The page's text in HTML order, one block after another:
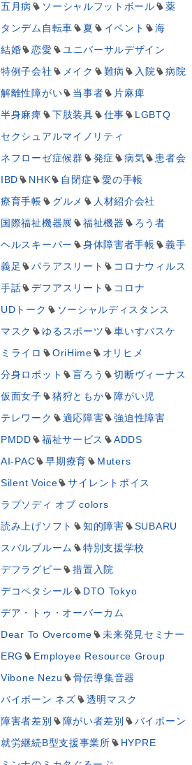
五月病
ソーシャルフットボール
薬
タンデム自転車
夏 イベント
海
結婚
恋愛
ユニバーサルデザイン
特例子会社
メイク 難病 入院
病院
解離性障がい
当事者
片麻痺
半身麻痺
下肢装具 仕事
LGBTQ
セクシュアルマイノリティ
ネフローゼ症候群
発症 病気
患者会
IBD
NHK 自閉症
愛の手帳
療育手帳
グルメ
人材紹介会社
国際福祉機器展
福祉機器
ろう者
ヘルスキーパー
身体障害者手帳
義手
義足
パラアスリート
コロナウィルス
手話
デフアスリート
コロナ
UDトーク
ソーシャルディスタンス
マスク
ゆるスポーツ
車いすバスケ
ミライロ
OriHime
オリヒメ
分身ロボット
盲ろう
切断ヴィーナス
仮面女子
猪狩ともか
障がい児
テレワーク
適応障害
強迫性障害
PMDD
福祉サービス
ADDS
AI-PAC
早期療育
Muters
Silent Voice
サイレントボイス
ラプソディ オブ colors
読み上げソフト
知的障害
SUBARU
スバルブルーム
特別支援学校
デフラグビー
措置入院
デコペタシール
DTO Tokyo
デア・トゥ・オーバーカム
Dear To Overcome
未来発見セミナー
ERG
Employee Resource Group
Vibone Nezu
骨伝導集音器
バイボーン ネズ
透明マスク
障害者差別
障がい者差別
バイボーン
就労継続B型支援事業所
HYPRE